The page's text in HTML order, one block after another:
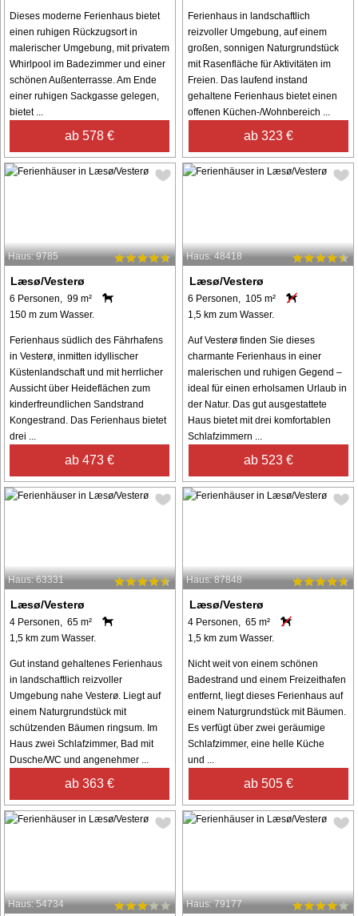
Dieses moderne Ferienhaus bietet
einen ruhigen Rückzugsort in
malerischer Umgebung, mit privatem
Whirlpool im Badezimmer und einer
schönen Außenterrasse. Am Ende
einer ruhigen Sackgasse gelegen,
bietet ...
ab 578 €
Ferienhaus in landschaftlich
reizvoller Umgebung, auf einem
großen, sonnigen Naturgrundstück
mit Rasenfläche für Aktivitäten im
Freien. Das laufend instand
gehaltene Ferienhaus bietet einen
offenen Küchen-/Wohnbereich ...
ab 323 €
Haus: 9785
Læsø/Vesterø
6 Personen, 99 m²
150 m zum Wasser.
Ferienhaus südlich des Fährhafens
in Vesterø, inmitten idyllischer
Küstenlandschaft und mit herrlicher
Aussicht über Heideflächen zum
kinderfreundlichen Sandstrand
Kongestrand. Das Ferienhaus bietet
drei ...
ab 473 €
Haus: 48418
Læsø/Vesterø
6 Personen, 105 m²
1,5 km zum Wasser.
Auf Vesterø finden Sie dieses
charmante Ferienhaus in einer
malerischen und ruhigen Gegend –
ideal für einen erholsamen Urlaub in
der Natur. Das gut ausgestattete
Haus bietet mit drei komfortablen
Schlafzimmern ...
ab 523 €
Haus: 63331
Læsø/Vesterø
4 Personen, 65 m²
1,5 km zum Wasser.
Gut instand gehaltenes Ferienhaus
in landschaftlich reizvoller
Umgebung nahe Vesterø. Liegt auf
einem Naturgrundstück mit
schützenden Bäumen ringsum. Im
Haus zwei Schlafzimmer, Bad mit
Dusche/WC und angenehmer ...
ab 363 €
Haus: 87848
Læsø/Vesterø
4 Personen, 65 m²
1,5 km zum Wasser.
Nicht weit von einem schönen
Badestrand und einem Freizeithafen
entfernt, liegt dieses Ferienhaus auf
einem Naturgrundstück mit Bäumen.
Es verfügt über zwei geräumige
Schlafzimmer, eine helle Küche
und ...
ab 505 €
Haus: 54734 Haus: 79177